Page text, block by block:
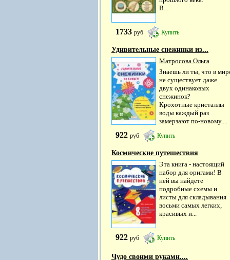
В...
1733 руб Купить
Удивительные снежинки из...
Матросова Ольга
Знаешь ли ты, что в
не существует даже
двух одинаковых
снежинок?
Крохотные кристаллы
воды каждый раз
замерзают по-новому....
922 руб Купить
Космические путешествия
Эта книга - настоящий
набор для оригами! В
ней вы найдете
подробные схемы и
листы для складывания
восьми самых легких,
красивых и...
922 руб Купить
Чудо своими руками....